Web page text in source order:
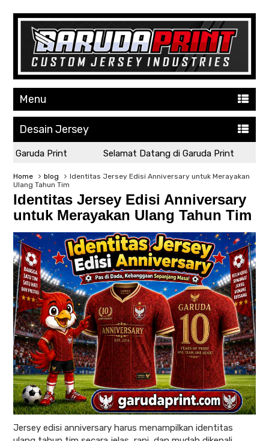
Menu
Desain Jersey
Print Selamat Datang di Garuda Print
Home blog
Identitas Jersey Edisi Anniversary untuk Merayakan
Ulang Tahun Tim
Identitas Jersey Edisi Anniversary
untuk Merayakan Ulang Tahun Tim
Jersey edisi anniversary harus menampilkan identitas